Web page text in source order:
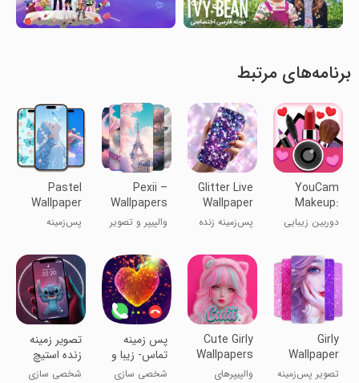
برنامه‌های مرتبط
YouCam
Makeup:
Face Editor
دوربین زیبایی
Glitter Live
Wallpaper
Glitzy
پس‌زمینه زنده
Pexii –
Wallpapers
&
Ringtones
والپیپر و تصویر
Pastel
Wallpaper
پس‌زمینه
Girly
Wallpaper
تصویر پس‌زمینه
Cute Girly
Wallpapers
والپیپرهای
پس زمینه
تماس- زیبا و
جذاب
شخصی سازی
‏تصویر زمینه
زنده استیچ
شخصی سازی